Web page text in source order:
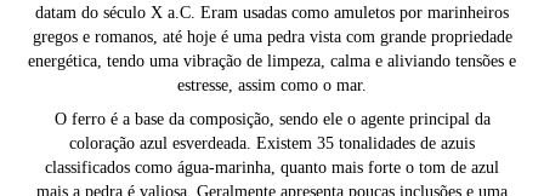
datam do século X a.C. Eram usadas como amuletos por marinheiros
gregos e romanos, até hoje é uma pedra vista com grande propriedade
energética, tendo uma vibração de limpeza, calma e aliviando tensões e
estresse, assim como o mar.
O ferro é a base da composição, sendo ele o agente principal da
coloração azul esverdeada. Existem 35 tonalidades de azuis
classificados como água-marinha, quanto mais forte o tom de azul
mais a pedra é valiosa. Geralmente apresenta poucas inclusões e uma